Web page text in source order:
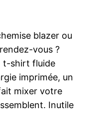
blazer ou
vous ?
t-shirt fluide
imprimée, un
mixer votre
Inutile